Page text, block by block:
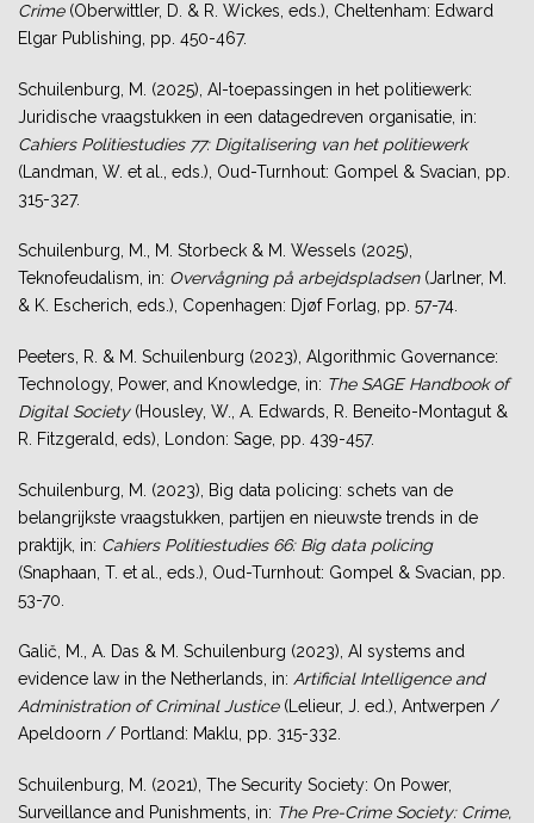
Crime(Oberwittler, D. & R. Wickes, eds.), Cheltenham: Edward
Elgar Publishing, pp. 450-467.
Schuilenburg, M. (2025), AI-toepassingen in het politiewerk:
Juridische vraagstukken in een datagedreven organisatie, in:
Cahiers Politiestudies 77: Digitalisering van het politiewerk
(Landman, W. et al., eds.), Oud-Turnhout: Gompel & Svacian, pp.
315-327.
Schuilenburg, M., M. Storbeck & M. Wessels (2025),
Teknofeudalism, in: Overvågning på arbejdspladsen(Jarlner, M.
& K. Escherich, eds.), Copenhagen: Djøf Forlag, pp. 57-74.
Peeters, R. & M. Schuilenburg (2023), Algorithmic Governance:
Technology, Power, and Knowledge, in: The SAGE Handbook of
Digital Society(Housley, W., A. Edwards, R. Beneito-Montagut &
R. Fitzgerald, eds), London: Sage, pp. 439-457.
Schuilenburg, M. (2023), Big data policing: schets van de
belangrijkste vraagstukken, partijen en nieuwste trends in de
praktijk, in: Cahiers Politiestudies 66: Big data policing
(Snaphaan, T. et al., eds.), Oud-Turnhout: Gompel & Svacian, pp.
53-70.
Galič, M., A. Das & M. Schuilenburg (2023), AI systems and
evidence law in the Netherlands, in: Artificial Intelligence and
Administration of Criminal Justice(Lelieur, J. ed.), Antwerpen /
Apeldoorn / Portland: Maklu, pp. 315-332.
Schuilenburg, M. (2021), The Security Society: On Power,
Surveillance and Punishments, in: The Pre-Crime Society: Crime,